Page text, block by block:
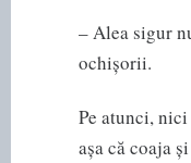
– Alea sigur
ochișorii.
Pe atunci,
așa că coaja